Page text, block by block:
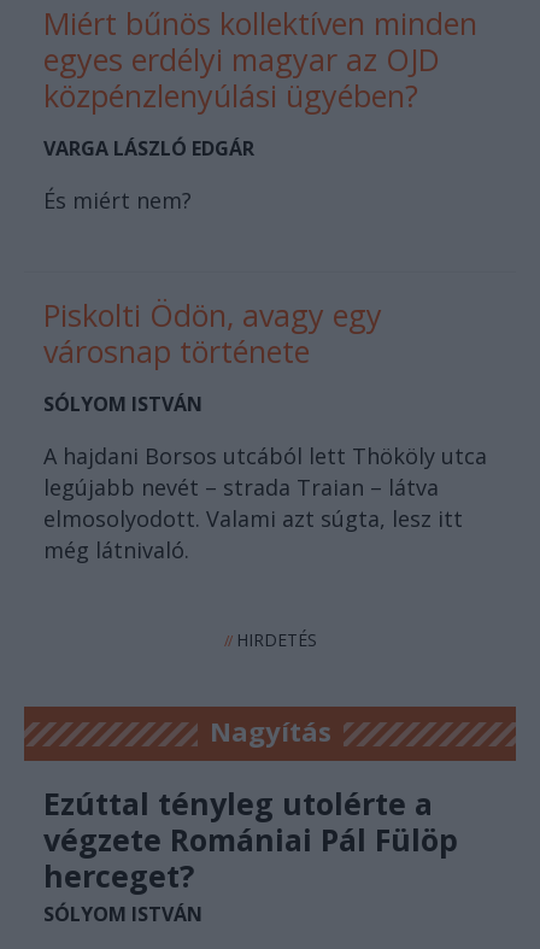
Miért bűnös kollektíven minden
egyes erdélyi magyar az OJD
közpénzlenyúlási ügyében?
VARGA LÁSZLÓ EDGÁR
És miért nem?
Piskolti Ödön, avagy egy
városnap története
SÓLYOM ISTVÁN
A hajdani Borsos utcából lett Thököly utca
legújabb nevét – strada Traian – látva
elmosolyodott. Valami azt súgta, lesz itt
még látnivaló.
//HIRDETÉS
Nagyítás
Ezúttal tényleg utolérte a
végzete Romániai Pál Fülöp
herceget?
SÓLYOM ISTVÁN